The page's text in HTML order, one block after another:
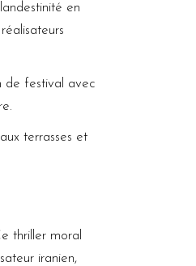
en
de festival avec
terrasses et
thriller moral
iranien,